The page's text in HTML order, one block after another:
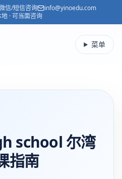
信/短信咨询
info@yinoedu.com
· 可当面咨询
菜单
school 尔湾
指南